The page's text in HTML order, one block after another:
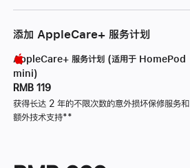
添加 AppleCare+ 服务计划
AppleCare+ 服务计划 (适用于 HomePod
mini)
RMB 119
获得长达 2 年的不限次数的意外损坏保修服务和
额外技术支持脚
**